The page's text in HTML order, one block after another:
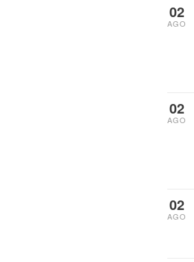
02
AGO
02
AGO
02
AGO